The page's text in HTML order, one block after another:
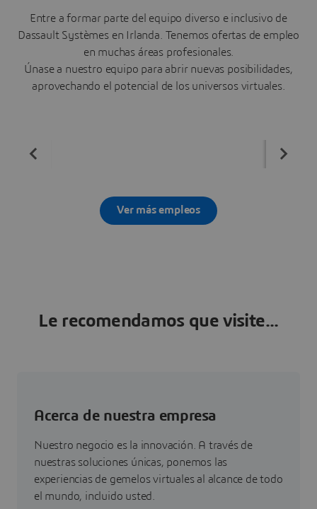
Entre a formar parte del equipo diverso e inclusivo de
Dassault Systèmes en Irlanda. Tenemos ofertas de empleo
en muchas áreas profesionales.
Únase a nuestro equipo para abrir nuevas posibilidades,
aprovechando el potencial de los universos virtuales.
Ver más empleos
Le recomendamos que visite...
Acerca de nuestra empresa
Nuestro negocio es la innovación. A través de
nuestras soluciones únicas, ponemos las
experiencias de gemelos virtuales al alcance de todo
el mundo, incluido usted.